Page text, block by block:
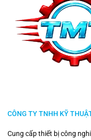
CÔNG TY TNHH KỸ
Cung cấp thiết bị công